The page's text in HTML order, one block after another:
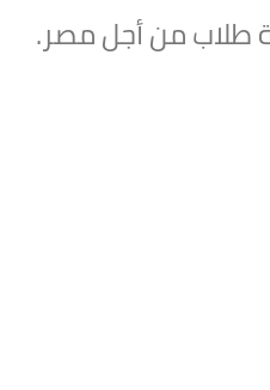
طلاب من أجل مصر.